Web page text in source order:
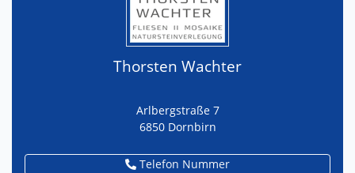
Thorsten Wachter
Arlbergstraße 7
6850 Dornbirn
Telefon Nummer